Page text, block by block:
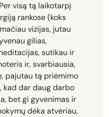
visą tą laikotarpį
rankose (koks
vizijas, jutau
gilias,
sutikau ir
ir, svarbiausia,
pajutau tą priėmimo
kad dar daug darbo
bet gi gyvenimas ir
dėka atvėriau,